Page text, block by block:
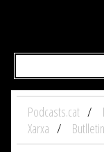
Podcasts.cat
Xarxa